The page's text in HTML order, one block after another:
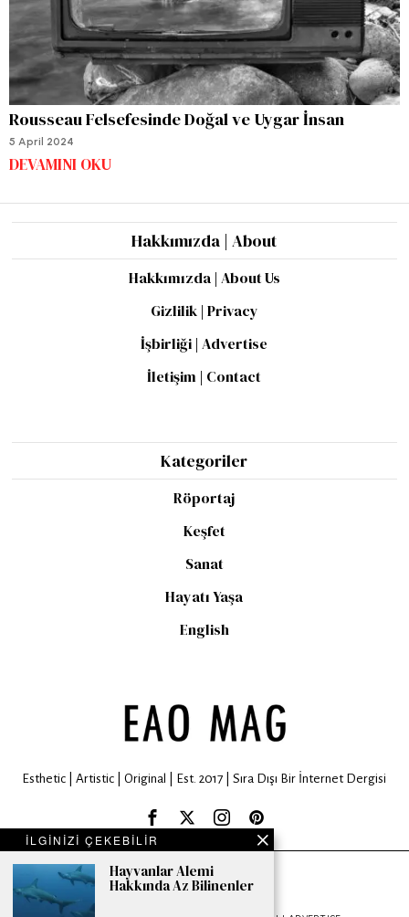
Rousseau Felsefesinde Doğal ve Uygar İnsan
5 April 2024
DEVAMINI OKU
Hakkımızda | About
Hakkımızda | About Us
Gizlilik | Privacy
İşbirliği | Advertise
İletişim | Contact
Kategoriler
Röportaj
Keşfet
Sanat
Hayatı Yaşa
English
Esthetic | Artistic | Original | Est. 2017 | Sıra Dışı Bir İnternet Dergisi
EAO MAG © 2024. All rights are reserved.
İLGİNİZİ ÇEKEBİLİR
Hayvanlar Alemi
Hakkında Az Bilinenler